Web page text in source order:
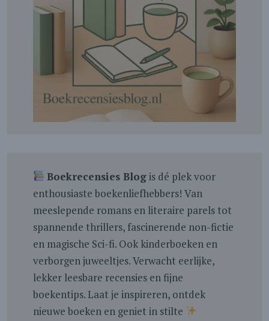
Boekrecensies Blogis dé plek voor
enthousiaste boekenliefhebbers! Van
meeslepende romans en literaire parels tot
spannende thrillers, fascinerende non-fictie
en magische Sci-fi. Ook kinderboeken en
verborgen juweeltjes. Verwacht eerlijke,
lekker leesbare recensies en fijne
boekentips. Laat je inspireren, ontdek
nieuwe boeken en geniet in stilte